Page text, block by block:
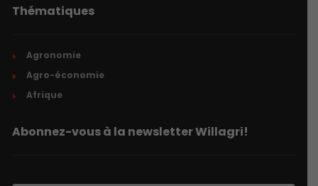
Thématiques
Agronomie
Agro-économie
Afrique
Abonnez-vous à la newsletter Willagri!